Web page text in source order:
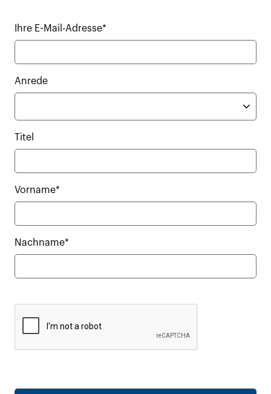
Ihre E-Mail-Adresse*
Anrede
Titel
Vorname*
Nachname*